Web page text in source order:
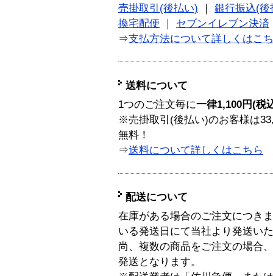
売掛取引(後払い)
銀行振込(後
換宅配便
セブンイレブン決済
⇒支払方法について詳しくはこ
送料について
1つのご注文毎に一律1,100円(税
※売掛取引(後払い)のお客様は
無料！
⇒送料について詳しくはこちら
配送について
在庫がある場合のご注文につき
いる発送日にて当社より発送い
尚、複数の商品をご注文の場合
発送となります。